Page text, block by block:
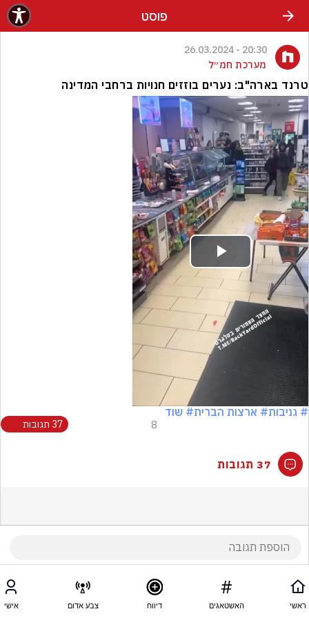
פוסט
20:30 - 26.03.2024
מערכת חמ״ל
טרנד בארה"ב: נערים בוזזים חנויות ברחבי המדינה
Play
Video
# גניבות# ארצות הברית# שוד
8 37 תגובות
37 תגובות
ראשי האשטאגים דיווח צבע אדום אישי